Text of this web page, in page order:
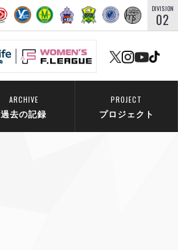
DIVISION
02
ARCHIVE
過去の記録
PROJECT
プロジェクト